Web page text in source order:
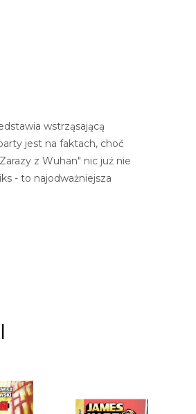
wstrząsającą
jest na faktach, choć
z Wuhan" nic już nie
- to najodważniejsza